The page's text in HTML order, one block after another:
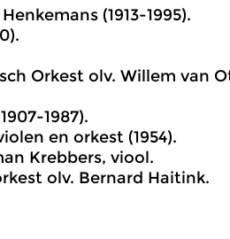
(1913-1995).
Orkest olv. Willem van
1987).
en orkest (1954).
Krebbers, viool.
olv. Bernard Haitink.